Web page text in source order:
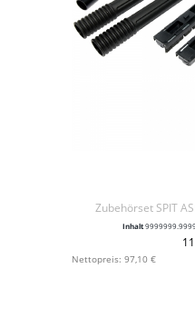
Zubehörset SPIT
Inhalt
+ IN DEN
Nettopreis: 97,10 €